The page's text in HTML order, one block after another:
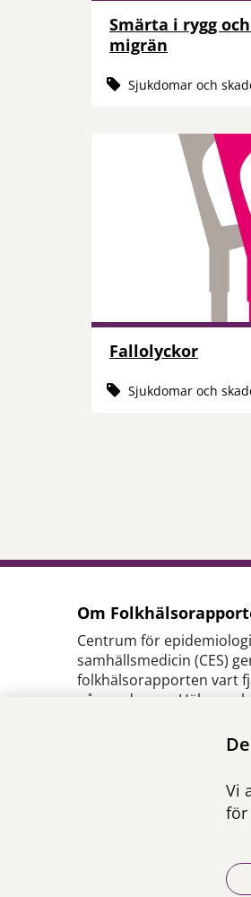
Vi
för
Smärta i rygg
migrän
Sjukdomar och
Fallolyckor
Sjukdomar och
Om
Centrum för
samhällsmedicin (CES)
folkhälsorapporten vart
på uppdrag av Hälso- och